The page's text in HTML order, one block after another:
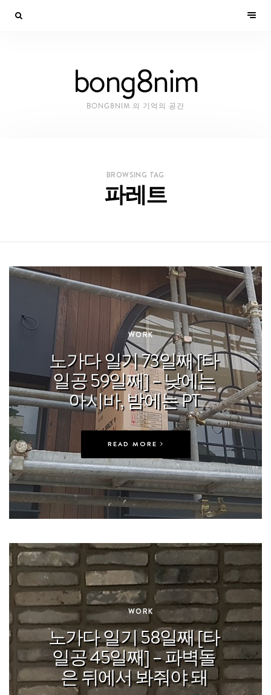
bong8nim
BONG8NIM 의 기억의 공간
BROWSING TAG
파레트
In WORK
노가다 일기 73일째 [타
일공 59일째] – 낮에는
아시바, 밤에는 PT
READ MORE
In WORK
노가다 일기 58일째 [타
일공 45일째] – 파벽돌
은 뒤에서 봐줘야 돼